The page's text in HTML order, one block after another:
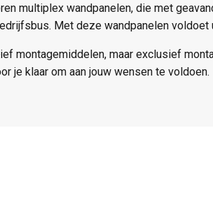
multiplex wandpanelen, die met
Met deze wandpanelen
montagemiddelen, maar exclusief
je klaar om aan jouw wensen te voldoen.